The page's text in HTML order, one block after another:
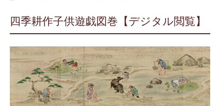
四季耕作子供遊戯図巻【デジタル閲覧】